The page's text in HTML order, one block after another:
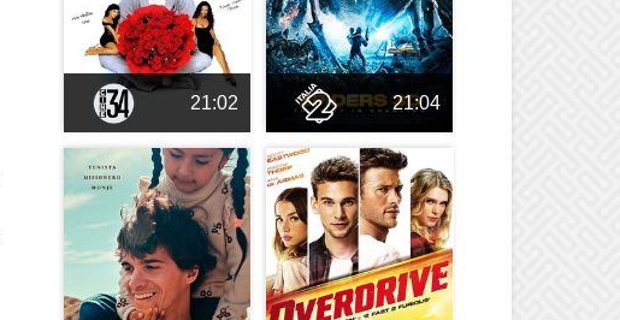
21:02 21:04